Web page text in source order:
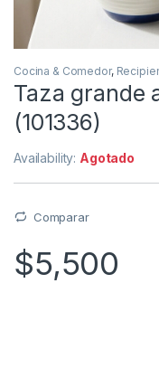
Cocina & Comedor,
Taza grande
(101336)
Availability: Agotado
Comparar
$5,500